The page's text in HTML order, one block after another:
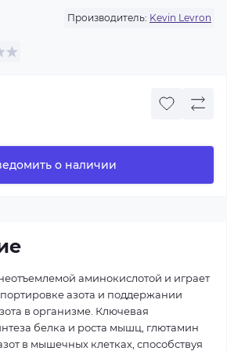
Производитель: Kevin Levron
о наличии
аминокислотой и играет
азота и поддержании
в организме. Ключевая
белка и роста мышц, глютамин
в мышечных клетках, способствуя